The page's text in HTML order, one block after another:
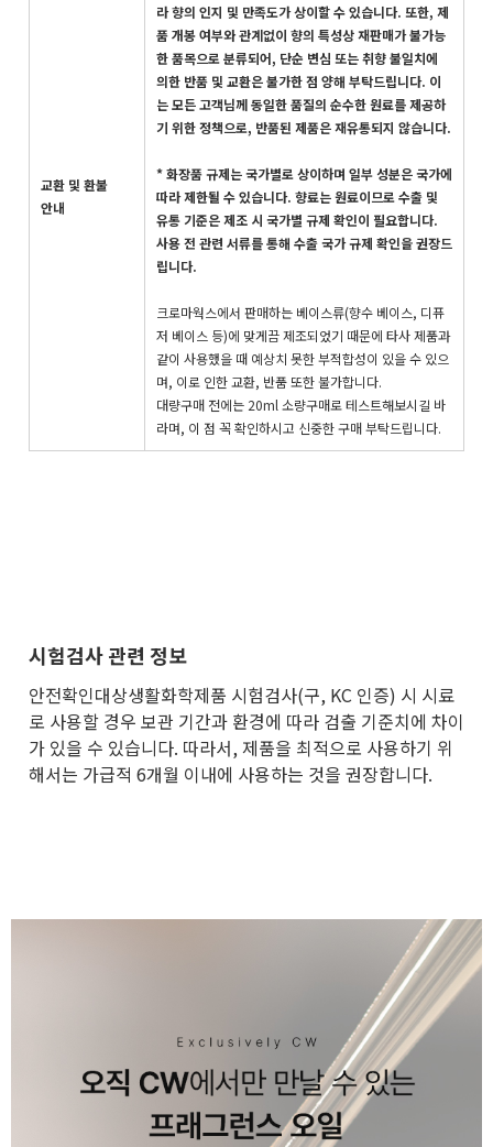
교환 및 환불
안내
라 향의 인지 및 만족도가 상이할 수 있습니다. 또한, 제
품 개봉 여부와 관계없이 향의 특성상 재판매가 불가능
한 품목으로 분류되어, 단순 변심 또는 취향 불일치에
의한 반품 및 교환은 불가한 점 양해 부탁드립니다. 이
는 모든 고객님께 동일한 품질의 순수한 원료를 제공하
기 위한 정책으로, 반품된 제품은 재유통되지 않습니다.
* 화장품 규제는 국가별로 상이하며 일부 성분은 국가에
따라 제한될 수 있습니다. 향료는 원료이므로 수출 및
유통 기준은 제조 시 국가별 규제 확인이 필요합니다.
사용 전 관련 서류를 통해 수출 국가 규제 확인을 권장드
립니다.
크로마웍스에서 판매하는 베이스류(향수 베이스, 디퓨
저 베이스 등)에 맞게끔 제조되었기 때문에 타사 제품과
같이 사용했을 때 예상치 못한 부적합성이 있을 수 있으
며, 이로 인한 교환, 반품 또한 불가합니다.
대량구매 전에는 20ml 소량구매로 테스트해보시길 바
라며, 이 점 꼭 확인하시고 신중한 구매 부탁드립니다.
시험검사 관련 정보
안전확인대상생활화학제품 시험검사(구, KC 인증) 시 시료
로 사용할 경우 보관 기간과 환경에 따라 검출 기준치에 차이
가 있을 수 있습니다. 따라서, 제품을 최적으로 사용하기 위
해서는 가급적 6개월 이내에 사용하는 것을 권장합니다.